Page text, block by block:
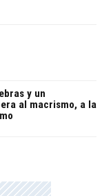
y un
al macrismo, a la